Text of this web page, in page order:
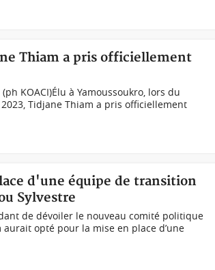
Thiam a pris officiellement
KOACI)Élu à Yamoussoukro, lors du
Tidjane Thiam a pris officiellement
d'une équipe de transition
Sylvestre
de dévoiler le nouveau comité politique
aurait opté pour la mise en place d’une